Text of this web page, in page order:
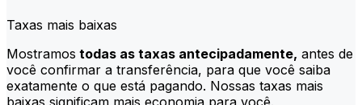
Taxas mais baixas
Mostramos todas as taxas antecipadamente, antes de
você confirmar a transferência, para que você saiba
exatamente o que está pagando. Nossas taxas mais
baixas significam mais economia para você.